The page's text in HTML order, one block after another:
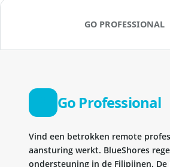
GO PROFESSIONAL
Go Professional
Vind een betrokken remote
aansturing werkt. BlueShores
ondersteuning in de Filipijnen.